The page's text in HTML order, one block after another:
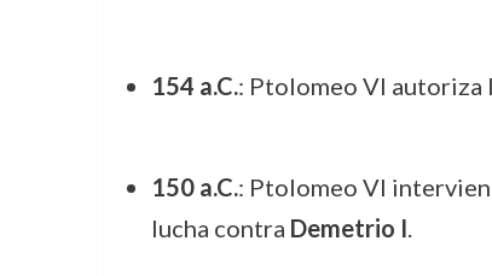
154 a.C.: Ptolomeo VI autoriza
150 a.C.: Ptolomeo VI
lucha contra Demetrio I.